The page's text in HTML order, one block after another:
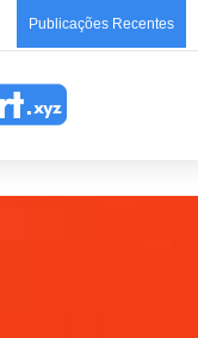
Publicações Recentes